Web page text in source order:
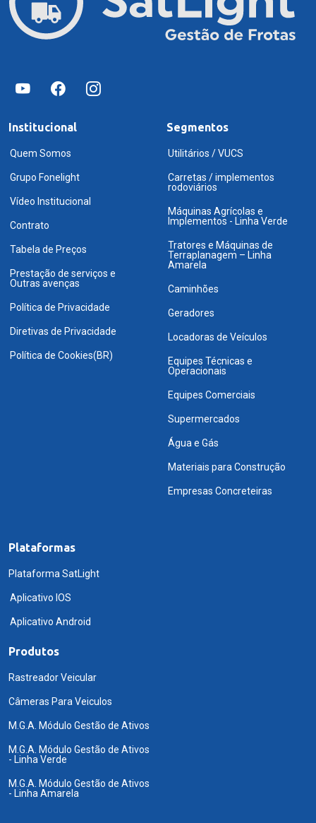
Institucional
Quem Somos
Grupo Fonelight
Vídeo Institucional
Contrato
Tabela de Preços
Prestação de serviços e
Outras avenças
Política de Privacidade
Diretivas de Privacidade
Política de Cookies(BR)
Segmentos
Utilitários / VUCS
Carretas / implementos
rodoviários
Máquinas Agrícolas e
Implementos - Linha Verde
Tratores e Máquinas de
Terraplanagem – Linha
Amarela
Caminhões
Geradores
Locadoras de Veículos
Equipes Técnicas e
Operacionais
Equipes Comerciais
Supermercados
Água e Gás
Materiais para Construção
Empresas Concreteiras
Plataformas
Plataforma SatLight
Aplicativo IOS
Aplicativo Android
Produtos
Rastreador Veicular
Câmeras Para Veiculos
M.G.A. Módulo Gestão de Ativos
M.G.A. Módulo Gestão de Ativos
- Linha Verde
M.G.A. Módulo Gestão de Ativos
- Linha Amarela